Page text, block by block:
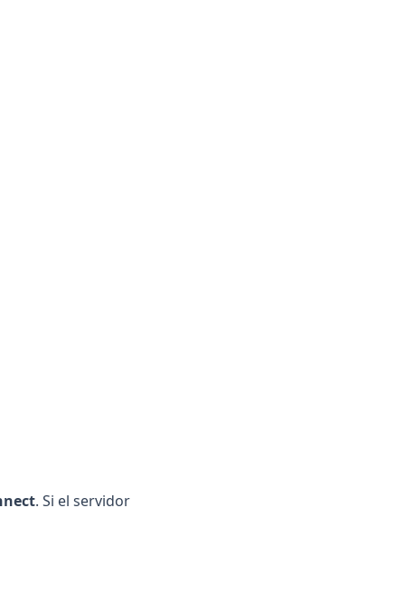
. Si el servidor